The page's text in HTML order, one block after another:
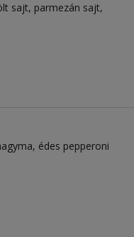
sajt parmezán sajt
édes pepperoni